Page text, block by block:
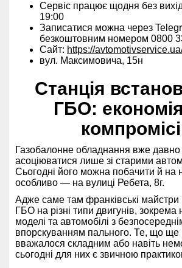
Сервіс працює щодня без
19:00
Записатися можна через
безкоштовним номером 0800
Сайт: https://
вул. Максимовича, 15н
Станція
ГБО:
Газобалонне обладнання вже
асоціюватися лише зі старими
Сьогодні його можна побачити й на
особливо — на вулиці Ребета, 8г.
Адже саме там франківські
ГБО на різні типи двигунів, зокрема
моделі та автомобілі з
впорскуванням пального. Те, що ще
вважалося складним або навіть
сьогодні для них є звичною